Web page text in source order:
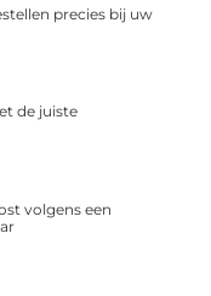
precies bij uw
de juiste
volgens een